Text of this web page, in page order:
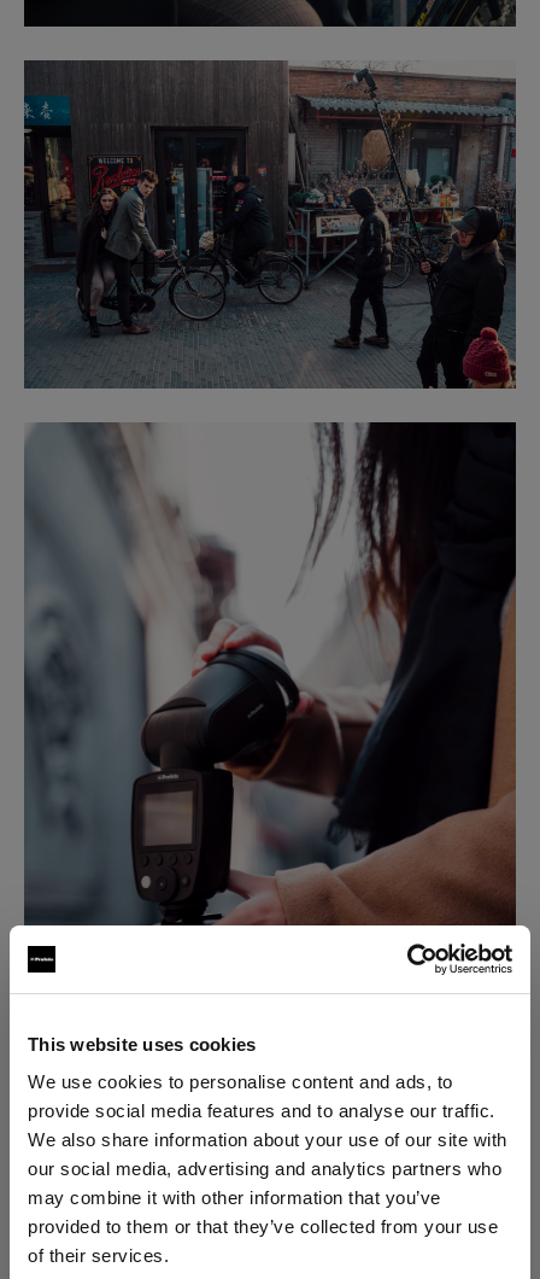
This website uses cookies
We use cookies to personalise content and ads, to
provide social media features and to analyse our traffic.
We also share information about your use of our site with
our social media, advertising and analytics partners who
may combine it with other information that you’ve
provided to them or that they’ve collected from your use
of their services.
Completare la luce naturale
"Quando scatto all'aperto sulle location, vedo il flash